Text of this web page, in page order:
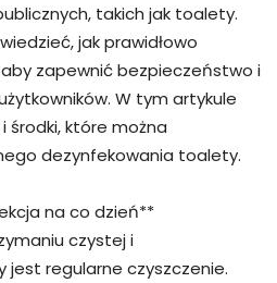
takich jak toalety.
jak prawidłowo
zapewnić bezpieczeństwo i
W tym artykule
środki, które można
dezynfekowania toalety.
na co dzień**
czystej i
regularne czyszczenie.